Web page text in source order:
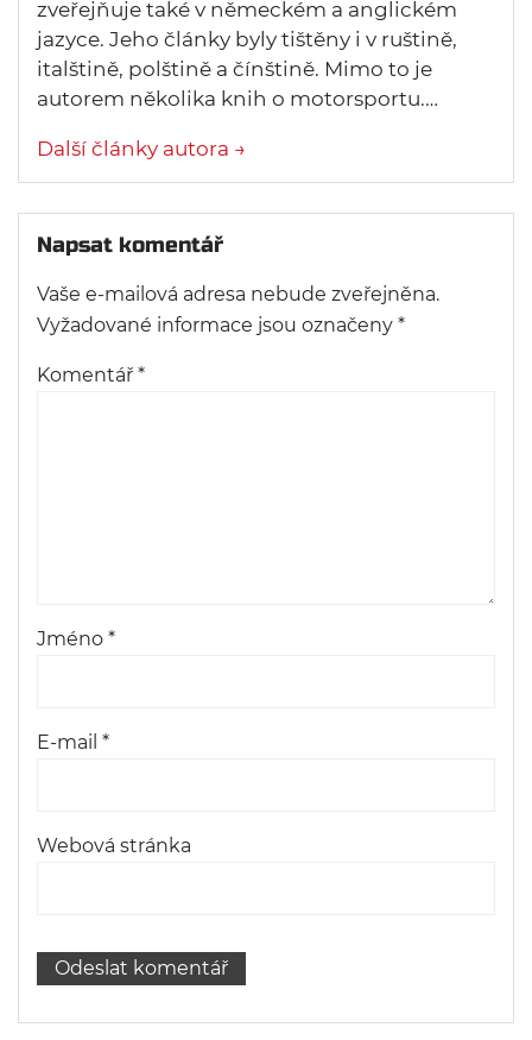
zveřejňuje také v německém a anglickém
jazyce. Jeho články byly tištěny i v ruštině,
italštině, polštině a čínštině. Mimo to je
autorem několika knih o motorsportu.…
Další články autora →
Napsat komentář
Vaše e-mailová adresa nebude zveřejněna.
Vyžadované informace jsou označeny *
Komentář *
Jméno *
E-mail *
Webová stránka